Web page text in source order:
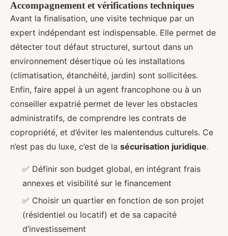
Accompagnement et vérifications techniques
Avant la finalisation, une visite technique par un
expert indépendant est indispensable. Elle permet de
détecter tout défaut structurel, surtout dans un
environnement désertique où les installations
(climatisation, étanchéité, jardin) sont sollicitées.
Enfin, faire appel à un agent francophone ou à un
conseiller expatrié permet de lever les obstacles
administratifs, de comprendre les contrats de
copropriété, et d’éviter les malentendus culturels. Ce
n’est pas du luxe, c’est de la sécurisation juridique.
✅ Définir son budget global, en intégrant frais
annexes et visibilité sur le financement
✅ Choisir un quartier en fonction de son projet
(résidentiel ou locatif) et de sa capacité
d’investissement